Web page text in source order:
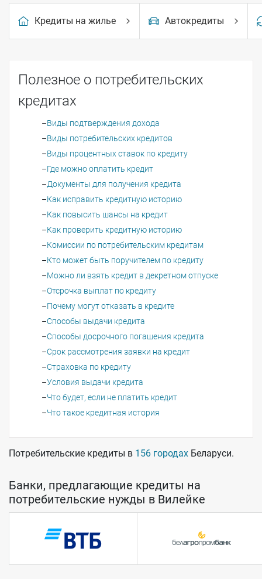
Кредиты на жилье Автокредиты
Полезное о потребительских
кредитах
Виды подтверждения дохода
Виды потребительских кредитов
Виды процентных ставок по кредиту
Где можно оплатить кредит
Документы для получения кредита
Как исправить кредитную историю
Как повысить шансы на кредит
Как проверить кредитную историю
Комиссии по потребительским кредитам
Кто может быть поручителем по кредиту
Можно ли взять кредит в декретном отпуске
Отсрочка выплат по кредиту
Почему могут отказать в кредите
Способы выдачи кредита
Способы досрочного погашения кредита
Срок рассмотрения заявки на кредит
Страховка по кредиту
Условия выдачи кредита
Что будет, если не платить кредит
Что такое кредитная история
Потребительские кредиты в 156 городах Беларуси.
Банки, предлагающие кредиты на
потребительские нужды в Вилейке